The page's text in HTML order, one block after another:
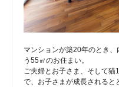
マンションが築20年のとき
う55㎡のお住まい。
ご夫婦とお子さま、そして
で、お子さまが成長されると